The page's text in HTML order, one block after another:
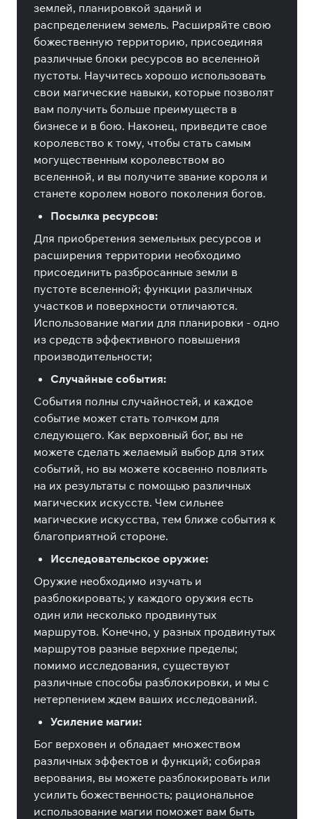
землей, планировкой зданий и
распределением земель. Расширяйте свою
божественную территорию, присоединяя
различные блоки ресурсов во вселенной
пустоты. Научитесь хорошо использовать
свои магические навыки, которые позволят
вам получить больше преимуществ в
бизнесе и в бою. Наконец, приведите свое
королевство к тому, чтобы стать самым
могущественным королевством во
вселенной, и вы получите звание короля и
станете королем нового поколения богов.
Посылка ресурсов:
Для приобретения земельных ресурсов и
расширения территории необходимо
присоединить разбросанные земли в
пустоте вселенной; функции различных
участков и поверхности отличаются.
Использование магии для планировки - одно
из средств эффективного повышения
производительности;
Случайные события:
События полны случайностей, и каждое
событие может стать толчком для
следующего. Как верховный бог, вы не
можете сделать желаемый выбор для этих
событий, но вы можете косвенно повлиять
на их результаты с помощью различных
магических искусств. Чем сильнее
магические искусства, тем ближе события к
благоприятной стороне.
Исследовательское оружие:
Оружие необходимо изучать и
разблокировать; у каждого оружия есть
один или несколько продвинутых
маршрутов. Конечно, у разных продвинутых
маршрутов разные верхние пределы;
помимо исследования, существуют
различные способы разблокировки, и мы с
нетерпением ждем ваших исследований.
Усиление магии:
Бог верховен и обладает множеством
различных эффектов и функций; собирая
верования, вы можете разблокировать или
усилить божественность; рациональное
использование магии поможет вам быть